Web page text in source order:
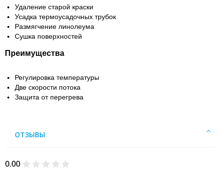
Удаление старой краски
Усадка термоусадочных трубок
Размягчение линолеума
Сушка поверхностей
Преимущества
Регулировка температуры
Две скорости потока
Защита от перегрева
ОТЗЫВЫ
0.00